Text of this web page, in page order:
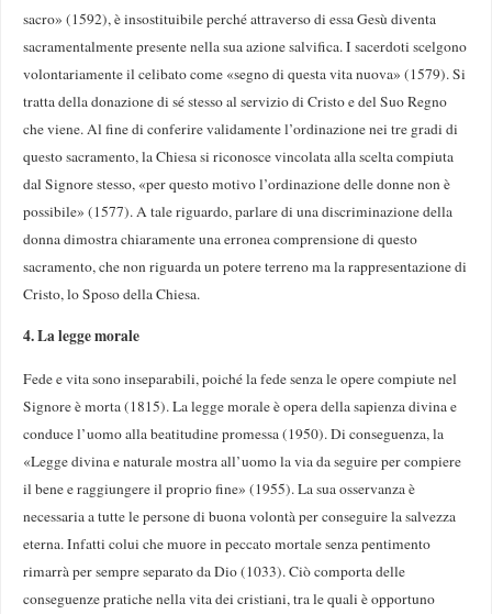
sacro» (1592), è insostituibile perché attraverso di essa Gesù diventa
sacramentalmente presente nella sua azione salvifica. I sacerdoti scelgono
volontariamente il celibato come «segno di questa vita nuova» (1579). Si
tratta della donazione di sé stesso al servizio di Cristo e del Suo Regno
che viene. Al fine di conferire validamente l’ordinazione nei tre gradi di
questo sacramento, la Chiesa si riconosce vincolata alla scelta compiuta
dal Signore stesso, «per questo motivo l’ordinazione delle donne non è
possibile» (1577). A tale riguardo, parlare di una discriminazione della
donna dimostra chiaramente una erronea comprensione di questo
sacramento, che non riguarda un potere terreno ma la rappresentazione di
Cristo, lo Sposo della Chiesa.
4. La legge morale
Fede e vita sono inseparabili, poiché la fede senza le opere compiute nel
Signore è morta (1815). La legge morale è opera della sapienza divina e
conduce l’uomo alla beatitudine promessa (1950). Di conseguenza, la
«Legge divina e naturale mostra all’uomo la via da seguire per compiere
il bene e raggiungere il proprio fine» (1955). La sua osservanza è
necessaria a tutte le persone di buona volontà per conseguire la salvezza
eterna. Infatti colui che muore in peccato mortale senza pentimento
rimarrà per sempre separato da Dio (1033). Ciò comporta delle
conseguenze pratiche nella vita dei cristiani, tra le quali è opportuno